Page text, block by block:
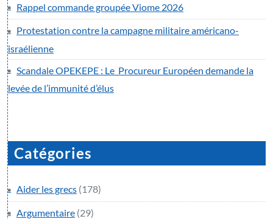
Rappel commande groupée Viome 2026
Protestation contre la campagne militaire américano-
israélienne
Scandale OPEKEPE : Le Procureur Européen demande la
levée de l’immunité d’élus
Catégories
Aider les grecs (178)
Argumentaire (29)